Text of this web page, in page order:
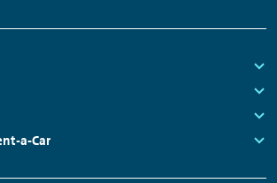
Ort geben.
a-Car